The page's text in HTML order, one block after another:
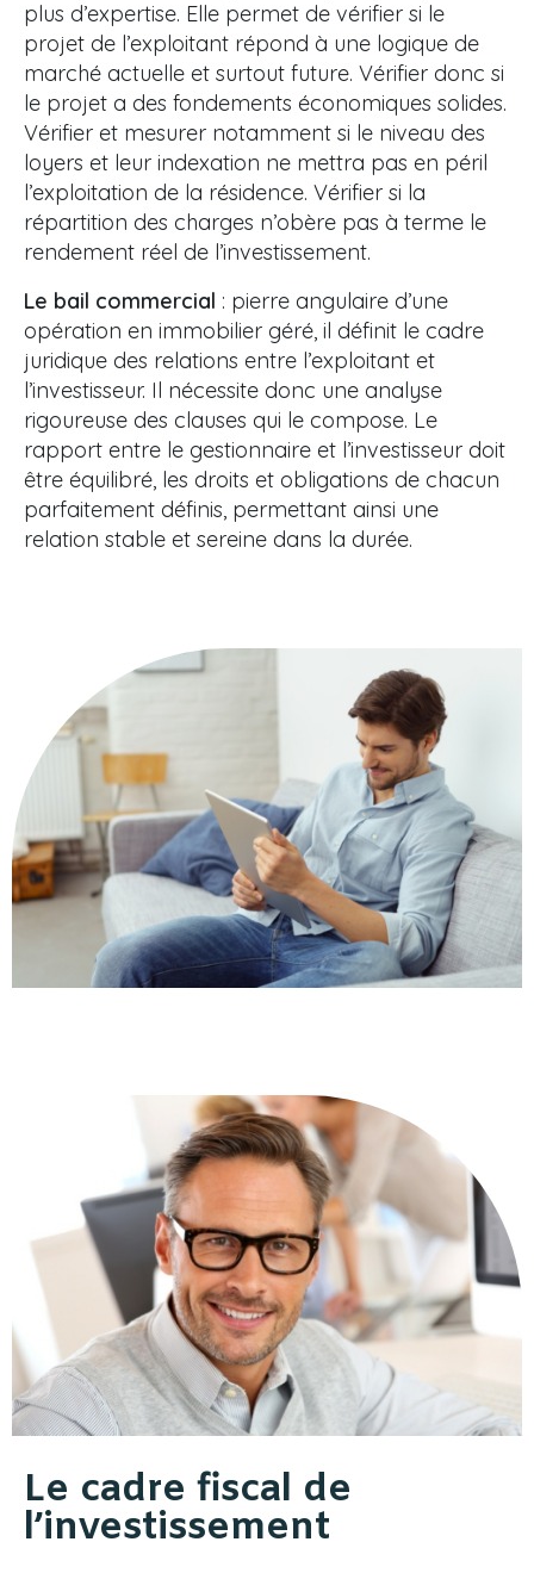
plus d’expertise. Elle permet de vérifier si le
projet de l’exploitant répond à une logique de
marché actuelle et surtout future. Vérifier donc si
le projet a des fondements économiques solides.
Vérifier et mesurer notamment si le niveau des
loyers et leur indexation ne mettra pas en péril
l’exploitation de la résidence. Vérifier si la
répartition des charges n’obère pas à terme le
rendement réel de l’investissement.
Le bail commercial : pierre angulaire d’une
opération en immobilier géré, il définit le cadre
juridique des relations entre l’exploitant et
l’investisseur. Il nécessite donc une analyse
rigoureuse des clauses qui le compose. Le
rapport entre le gestionnaire et l’investisseur doit
être équilibré, les droits et obligations de chacun
parfaitement définis, permettant ainsi une
relation stable et sereine dans la durée.
Le cadre fiscal de
l’investissement